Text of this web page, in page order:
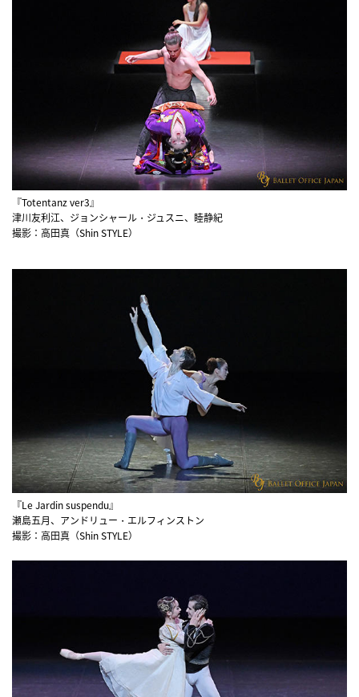
『Totentanz ver3』
津川友利江、ジョンシャール・ジュスニ、睦静紀
撮影：高田真（Shin STYLE）
『Le Jardin suspendu』
瀬島五月、アンドリュー・エルフィンストン
撮影：高田真（Shin STYLE）